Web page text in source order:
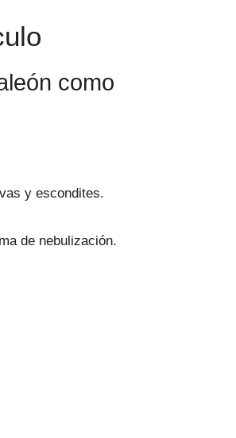
como
y escondites.
de nebulización.